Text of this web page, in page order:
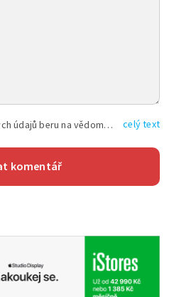
Vyplněním shora uvedených údajů beru na vědomí, že společnost TEXT FACTORY s.r.o., sídlem Brno, Durďákova 336/29, Černá Pole, PSČ: 613 00, IČ: 06157831, zapsané u Krajského soudu v Brně, oddíl C, vložka 100399, bude zpracovávat mé osobní údaje uvedené v rámci mnou vyplněného registračního formuláře na základě oprávněných zájmů TEXT FACTORY s.r.o. dle čl. 6 odst. 1 písm. f) GDPR a pro splnění právních povinností (čl. 6 odst. 1 písm. c) GDPR), a to pro tyto účely: nezbytnost zajistit oprávnění návštěvníka webových stránek provozovaných společností TEXT FACTORY s.r.o. přispívat aktivně ke zveřejněným článkům nebo v rámci diskusních fór a výkon práv TEXT FACTORY s.r.o. jako administrátora těchto diskusních fór. Více informací o zpracování osobních údajů a právech lze nalézt v celý text